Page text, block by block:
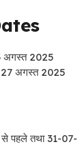
अगस्त 2025
27 अगस्त 2025
पहले तथा 31-07-